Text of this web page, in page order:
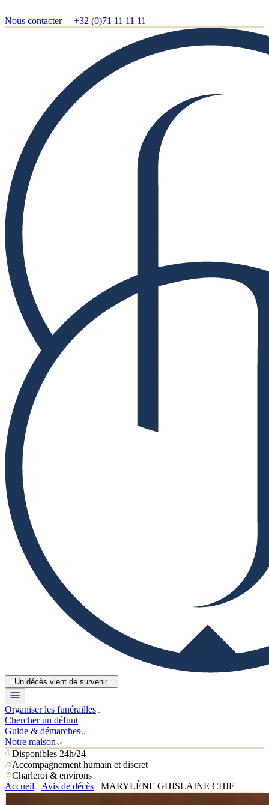
Nous contacter —+32 (0)71 11 11 11
Un décès vient de survenir
Organiser les funérailles
Chercher un défunt
Guide & démarches
Notre maison
Disponibles 24h/24
Accompagnement humain et discret
Charleroi & environs
Accueil
Avis de décès MARYLÈNE GHISLAINE CHIF